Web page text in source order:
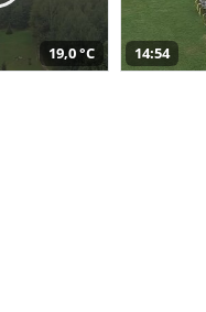
19,0 °C 14:54